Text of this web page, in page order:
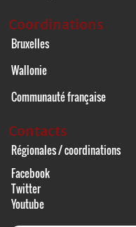
Coordinations
Bruxelles
Wallonie
Communauté française
Contacts
Régionales / coordinations
Facebook
Twitter
Youtube